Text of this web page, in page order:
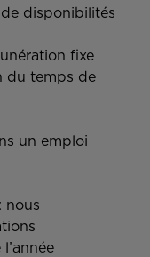
disponibilités
fixe
du temps de
un emploi
nous